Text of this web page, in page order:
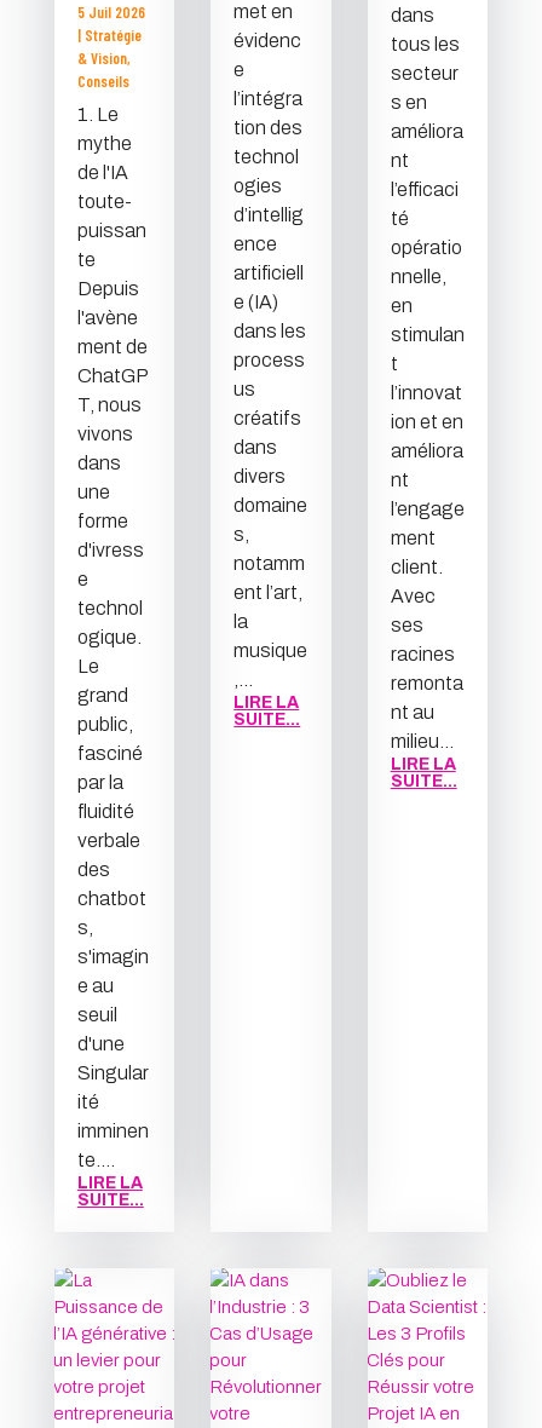
5 Juil 2026
| Stratégie
& Vision,
Conseils
1. Le
mythe
de l'IA
toute-
puissan
te
Depuis
l'avène
ment de
ChatGP
T, nous
vivons
dans
une
forme
d'ivress
e
technol
ogique.
Le
grand
public,
fasciné
par la
fluidité
verbale
des
chatbot
s,
s'imagin
e au
seuil
d'une
Singular
ité
imminen
te....
LIRE LA
SUITE...
met en
évidenc
e
l’intégra
tion des
technol
ogies
d’intellig
ence
artificiell
e (IA)
dans les
process
us
créatifs
dans
divers
domaine
s,
notamm
ent l’art,
la
musique
LIRE LA
SUITE...
dans
tous les
secteur
s en
améliora
nt
l’efficaci
té
opératio
nnelle,
en
stimulan
t
l’innovat
ion et en
améliora
nt
l’engage
ment
client.
Avec
ses
racines
remonta
nt au
milieu...
LIRE LA
SUITE...